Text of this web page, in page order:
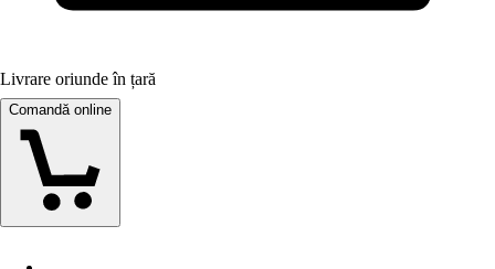
Livrare oriunde în țară
Comandă online